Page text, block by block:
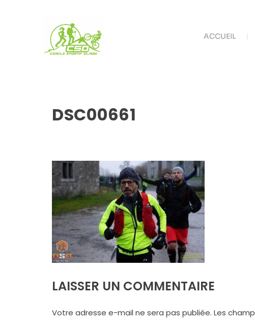
ACCUEIL
DSC00661
LAISSER UN COMMENTAIRE
Votre adresse e-mail ne sera pas publiée. Les